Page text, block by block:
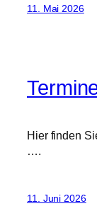
11. Mai 2026
Hier finden
….
11. Juni 2026